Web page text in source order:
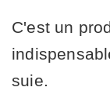
C'est un
suie.